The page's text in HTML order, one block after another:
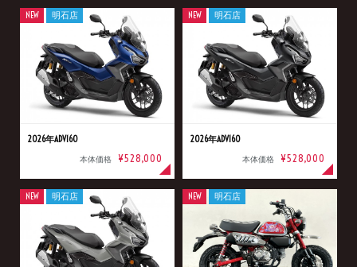
2026年ADV160
本体価格 ¥528,000
NEW 明石店
2026年ADV160
本体価格 ¥528,000
NEW 明石店
NEW 明石店 NEW 明石店